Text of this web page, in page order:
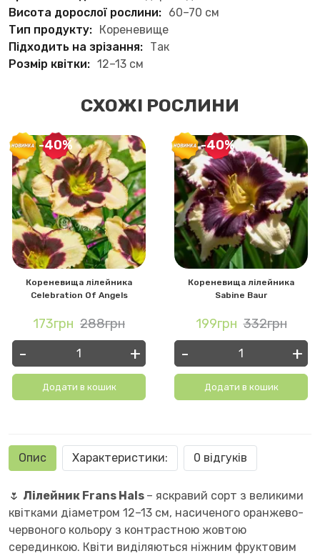
Висота дорослої рослини: 60–70 см
Тип продукту: Кореневище
Підходить на зрізання: Так
Розмір квітки: 12–13 см
СХОЖІ РОСЛИНИ
-40%
Кореневища лілейника
Celebration Of Angels
173грн 288грн
- +
Додати в кошик
-40%
Кореневища лілейника
Sabine Baur
199грн 332грн
- +
Додати в кошик
Опис Характеристики: 0 відгуків
🌷 Лілейник Frans Hals – яскравий сорт з великими
квітками діаметром 12–13 см, насиченого оранжево-
червоного кольору з контрастною жовтою
серединкою. Квіти виділяються ніжним фруктовим